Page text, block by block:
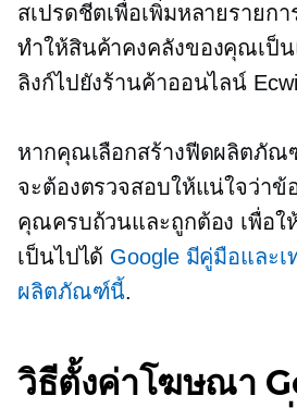
สเปรดชีตเพื่อเพิ่มหลายรายก
ทำให้สินค้าคงคลังของคุณเป็
ลิงก์ไปยังร้านค้าออนไลน์
หากคุณเลือกสร้างฟีดผลิตภั
จะต้องตรวจสอบให้แน่ใจว่าข้
คุณครบถ้วนและถูกต้อง เพื่อใ
เป็นไปได้ Google มีคู่มือและ
ผลิตภัณฑ์นี้.
วิธีตั้งค่าโฆษณา